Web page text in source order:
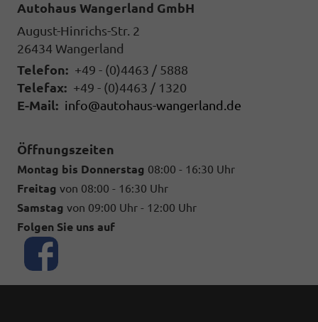
Autohaus Wangerland GmbH
August-Hinrichs-Str. 2
26434 Wangerland
Telefon: +49 - (0)4463 / 5888
Telefax: +49 - (0)4463 / 1320
E-Mail: info@autohaus-wangerland.de
Öffnungszeiten
Montag bis Donnerstag 08:00 - 16:30 Uhr
Freitag von 08:00 - 16:30 Uhr
Samstag von 09:00 Uhr - 12:00 Uhr
Folgen Sie uns auf